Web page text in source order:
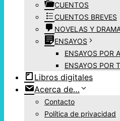
CUENTOS
CUENTOS BREVES
NOVELAS Y
ENSAYOS
ENSAYOS POR
ENSAYOS POR
Libros digitales
Acerca de…
Contacto
Política de privacidad